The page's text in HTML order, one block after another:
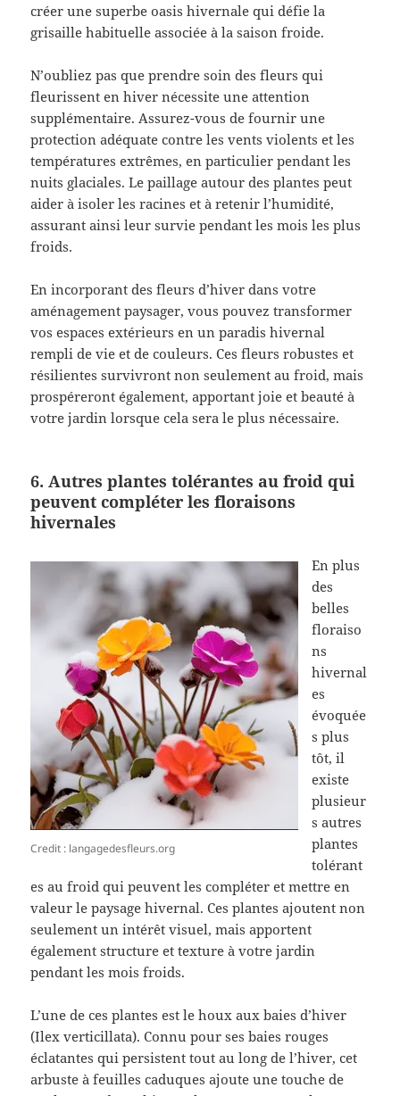
créer une superbe oasis hivernale qui défie la
grisaille habituelle associée à la saison froide.
N’oubliez pas que prendre soin des fleurs qui
fleurissent en hiver nécessite une attention
supplémentaire. Assurez-vous de fournir une
protection adéquate contre les vents violents et les
températures extrêmes, en particulier pendant les
nuits glaciales. Le paillage autour des plantes peut
aider à isoler les racines et à retenir l’humidité,
assurant ainsi leur survie pendant les mois les plus
froids.
En incorporant des fleurs d’hiver dans votre
aménagement paysager, vous pouvez transformer
vos espaces extérieurs en un paradis hivernal
rempli de vie et de couleurs. Ces fleurs robustes et
résilientes survivront non seulement au froid, mais
prospéreront également, apportant joie et beauté à
votre jardin lorsque cela sera le plus nécessaire.
6. Autres plantes tolérantes au froid qui
peuvent compléter les floraisons
hivernales
Credit : langagedesfleurs.org
En plus
des
belles
floraiso
ns
hivernal
es
évoquée
s plus
tôt, il
existe
plusieur
s autres
plantes
tolérant
es au froid qui peuvent les compléter et mettre en
valeur le paysage hivernal. Ces plantes ajoutent non
seulement un intérêt visuel, mais apportent
également structure et texture à votre jardin
pendant les mois froids.
L’une de ces plantes est le houx aux baies d’hiver
(Ilex verticillata). Connu pour ses baies rouges
éclatantes qui persistent tout au long de l’hiver, cet
arbuste à feuilles caduques ajoute une touche de